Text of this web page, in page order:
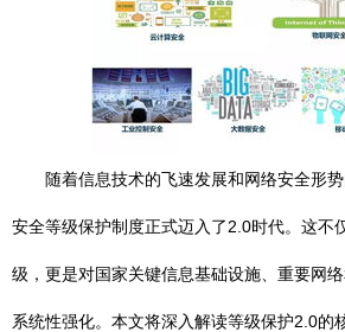
随着信息技术的飞速发展和网络安全形
安全等级保护制度正式迈入了2.0时代。这不
级，更是对国家关键信息基础设施、重要网
系统性强化。本文将深入解读等级保护2.0的